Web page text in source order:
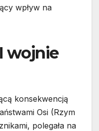
wpływ na
wojnie
konsekwencją
Osi (Rzym
polegała na